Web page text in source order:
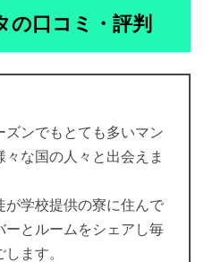
の口コミ・評判
ズンでもとても多いマン
な国の人々と出会えま
が学校提供の寮に住んで
ーとルームをシェアし毎
ます。